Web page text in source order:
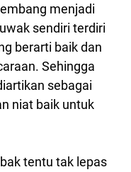
menjadi
sendiri terdiri
berarti baik dan
Sehingga
sebagai
niat baik untuk
tentu tak lepas